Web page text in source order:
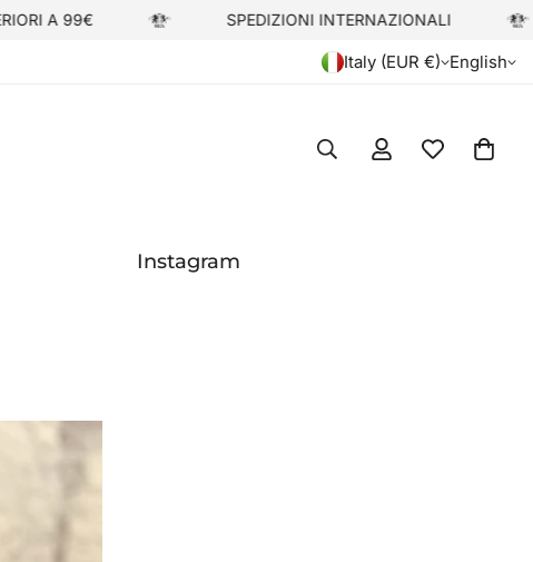
SPEDIZIONI INTERNAZIONALI
Italy (EUR €) English
Instagram